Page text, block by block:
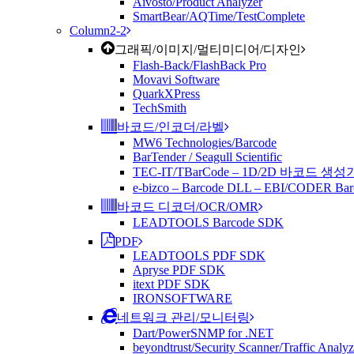
SmartBear/AQTime/TestComplete
Column2-2
그래픽/이미지/멀티미디어/디자인
Flash-Back/FlashBack Pro
Movavi Software
QuarkXPress
TechSmith
바코드/인코더/라벨
MW6 Technologies/Barcode
BarTender / Seagull Scientific
TEC-IT/TBarCode – 1D/2D 바코드 생성기
e-bizco – Barcode DLL – EBI/CODER
바코드 디코더/OCR/OMR
LEADTOOLS Barcode SDK
PDF
LEADTOOLS PDF SDK
Apryse PDF SDK
itext PDF SDK
IRONSOFTWARE
네트워크 관리/모니터링
Dart/PowerSNMP for .NET
beyondtrust/Security Scanner/Traffic